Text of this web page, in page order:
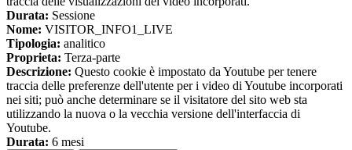
Durata: Sessione
Nome: VISITOR_INFO1_LIVE
Tipologia: analitico
Proprieta: Terza-parte
Descrizione: Questo cookie è impostato da Youtube per tenere
traccia delle preferenze dell'utente per i video di Youtube incorporati
nei siti; può anche determinare se il visitatore del sito web sta
utilizzando la nuova o la vecchia versione dell'interfaccia di
Youtube.
Durata: 6 mesi